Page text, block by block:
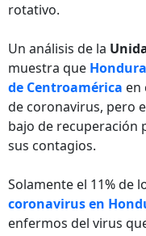
rotativo.
Un análisis de la
muestra que
de Centroamérica en
de coronavirus, pero
bajo de recuperación
sus contagios.
Solamente el 11% de
coronavirus en
enfermos del virus